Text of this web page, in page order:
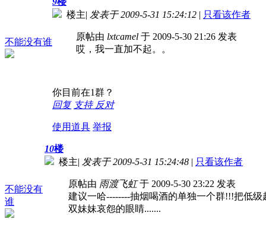
不能没有谁
楼主| 发表于 2009-5-31 15:24:12 | 只看该作者
原帖由 lxtcamel 于 2009-5-30 21:26 发表
哎，我一直加不起。。
你目前在1群？
回复 支持 反对
使用道具 举报
不能没有
谁
10楼
楼主| 发表于 2009-5-31 15:24:48 | 只看该作者
原帖由 雨渡飞虹于 2009-5-30 23:22 发表
建议一哈--------抽烟喝酒的单独一个群!!!把低
双妹妹哀怨的眼睛.......